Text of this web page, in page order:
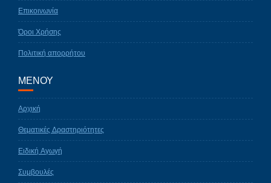
Επικοινωνία
Όροι Χρήσης
Πολιτική απορρήτου
ΜΕΝΟΥ
Αρχική
Θεματικές Δραστηριότητες
Ειδική Αγωγή
Συμβουλές